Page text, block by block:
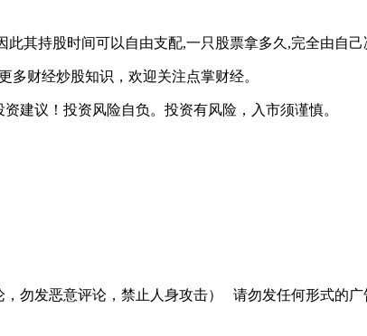
持股时间可以自由支配,一只股票拿多久,完全由自己
财经炒股知识，欢迎关注点掌财经。
建议！投资风险自负。投资有风险，入市须谨慎。
勿发恶意评论，禁止人身攻击） 请勿发任何形式的广